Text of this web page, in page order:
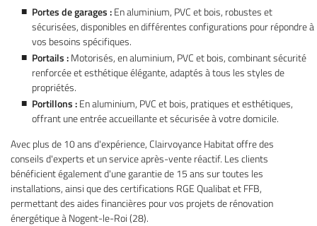
Portes de garages :En aluminium, PVC et bois, robustes et
sécurisées, disponibles en différentes configurations pour répondre à
vos besoins spécifiques.
Portails :Motorisés, en aluminium, PVC et bois, combinant sécurité
renforcée et esthétique élégante, adaptés à tous les styles de
propriétés.
Portillons :En aluminium, PVC et bois, pratiques et esthétiques,
offrant une entrée accueillante et sécurisée à votre domicile.
Avec plus de 10 ans d'expérience, Clairvoyance Habitat offre des
conseils d'experts et un service après-vente réactif. Les clients
bénéficient également d'une garantie de 15 ans sur toutes les
installations, ainsi que des certifications RGE Qualibat et FFB,
permettant des aides financières pour vos projets de rénovation
énergétique à Nogent-le-Roi (28).